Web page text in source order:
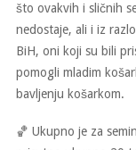
što ovakvih i sličnih
nedostaje, ali i iz
BiH, oni koji su bili
pomogli mladim
bavljenju košarkom.
🏀 Ukupno je za